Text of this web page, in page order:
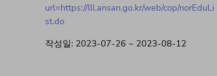
url=https://lll.ansan.go.kr/web/cop/norEduLi
st.do
작성일: 2023-07-26 ~ 2023-08-12